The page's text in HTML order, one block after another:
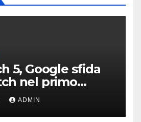
5, Google sfida
nel primo
un orologio”
ADMIN